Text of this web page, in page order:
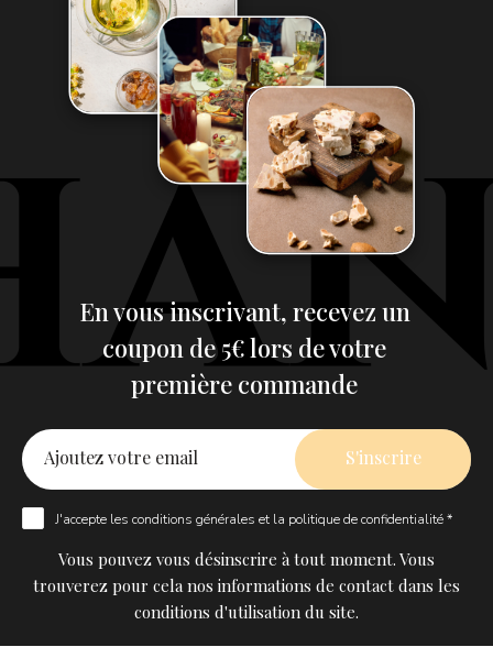
En vous inscrivant, recevez un
coupon de 5€ lors de votre
première commande
J'accepte les conditions générales et la politique de confidentialité *
Vous pouvez vous désinscrire à tout moment. Vous
trouverez pour cela nos informations de contact dans les
conditions d'utilisation du site.